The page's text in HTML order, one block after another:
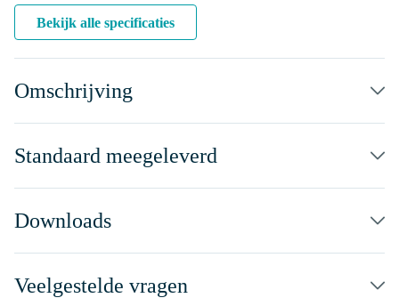
Bekijk alle specificaties
Omschrijving
Standaard meegeleverd
Downloads
Veelgestelde vragen